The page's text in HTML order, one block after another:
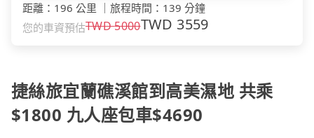
距離 ： 196 公里 旅程時間 ： 139 分鐘
您的車資預估TWD5000TWD 3559
捷絲旅宜蘭礁溪館到高美濕地 共乘
$1800 九人座包車$4690